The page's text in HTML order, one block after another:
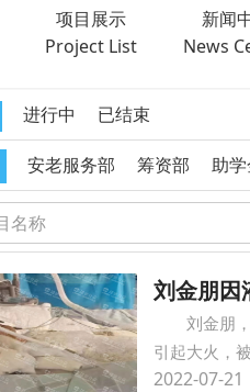
项目展示
Project List
新闻
News
进行中 已结束
安老服务部 筹资部 助
刘金朋因
刘金朋
引起大火，
2022-07-21